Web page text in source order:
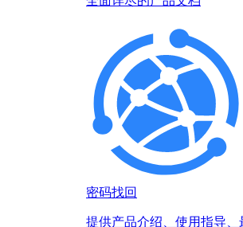
密码找回
提供产品介绍、使用指导、